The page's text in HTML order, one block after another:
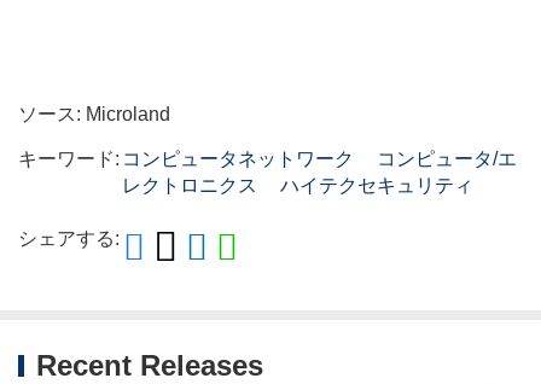
ソース: Microland
キーワード: コンピュータネットワーク
コンピュータ/エ
レクトロニクス
ハイテクセキュリティ
シェアする:
Recent Releases